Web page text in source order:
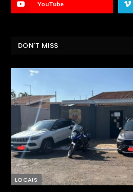
YouTube
DON'T MISS
LOCAIS